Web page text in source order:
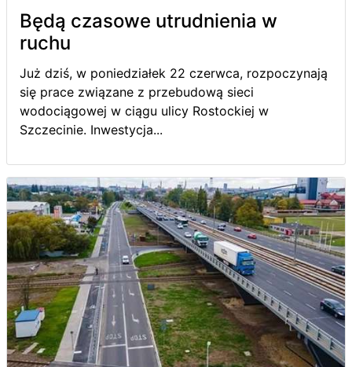
Będą czasowe utrudnienia w
ruchu
Już dziś, w poniedziałek 22 czerwca, rozpoczynają
się prace związane z przebudową sieci
wodociągowej w ciągu ulicy Rostockiej w
Szczecinie. Inwestycja...